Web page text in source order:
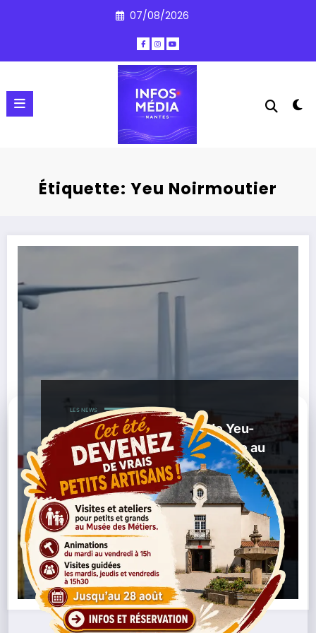
07/08/2026
Étiquette: Yeu Noirmoutier
LES NEWS
Éolien en mer : le parc de Yeu-
Noirmoutier entre en service au
large de la Vendée
30/04/2026 Énergie Renouvelable,Éolien En
Mer, Parc Éolien Pays De La Loire,Transition
Énergétique,Vendée,Yeu Noirmoutier
Lire la suite